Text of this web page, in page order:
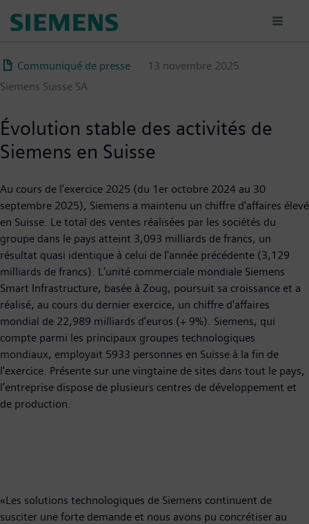
au
principal
Communiqué de presse
13 novembre 2025
Siemens Suisse SA
Évolution stable des activités de
Siemens en Suisse
Au cours de l'exercice 2025 (du 1er octobre 2024 au 30
septembre 2025), Siemens a maintenu un chiffre d'affaires élevé
en Suisse. Le total des ventes réalisées par les sociétés du
groupe dans le pays atteint 3,093 milliards de francs, un
résultat quasi identique à celui de l'année précédente (3,129
milliards de francs). L'unité commerciale mondiale Siemens
Smart Infrastructure, basée à Zoug, poursuit sa croissance et a
réalisé, au cours du dernier exercice, un chiffre d'affaires
mondial de 22,989 milliards d’euros (+ 9%). Siemens, qui
compte parmi les principaux groupes technologiques
mondiaux, employait 5933 personnes en Suisse à la fin de
l'exercice. Présente sur une vingtaine de sites dans tout le pays,
l’entreprise dispose de plusieurs centres de développement et
de production.
«Les solutions technologiques de Siemens continuent de
susciter une forte demande et nous avons pu concrétiser au